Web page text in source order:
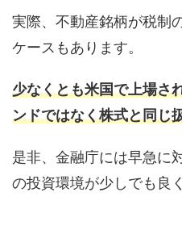
実際、不動産銘柄が税制
ケースもあります。
少なくとも米国で上場さ
ンドではなく株式と同じ
是非、金融庁には早急に
の投資環境が少しでも良